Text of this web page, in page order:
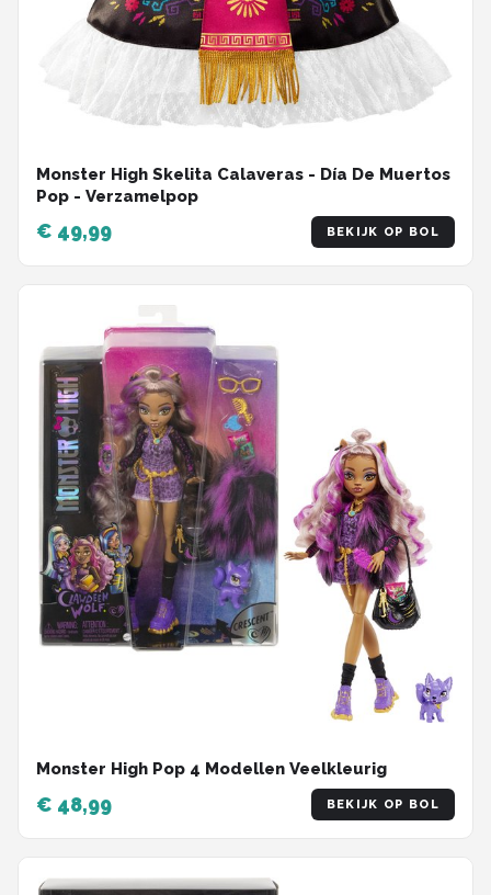
Monster High Skelita Calaveras - Día De Muertos
Pop - Verzamelpop
€ 49,99 BEKIJK OP BOL
Monster High Pop 4 Modellen Veelkleurig
€ 48,99 BEKIJK OP BOL